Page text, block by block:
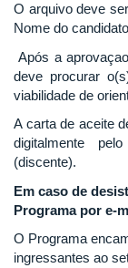
O arquivo deve
Nome do
Após a
deve procurar
viabilidade de
A carta de aceite
digitalmente
(discente).
Em caso de
Programa por e-
O Programa
ingressantes ao